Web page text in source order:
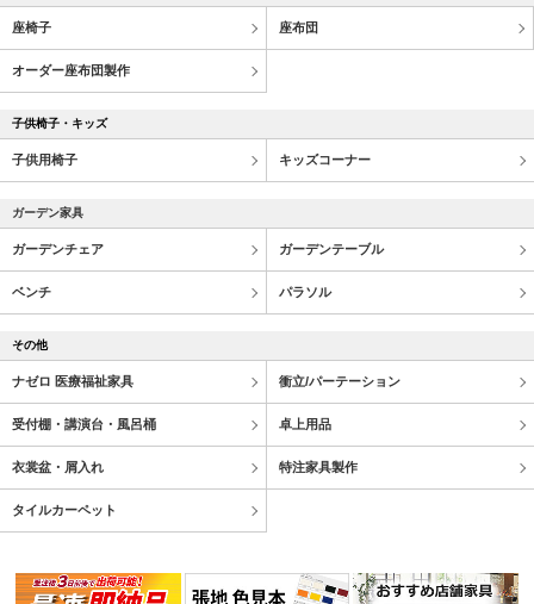
座椅子 座布団
オーダー座布団製作
子供椅子・キッズ
子供用椅子 キッズコーナー
ガーデン家具
ガーデンチェア ガーデンテーブル
ベンチ パラソル
その他
ナゼロ 医療福祉家具 衝立/パーテーション
受付棚・講演台・風呂桶 卓上用品
衣裳盆・屑入れ 特注家具製作
タイルカーペット